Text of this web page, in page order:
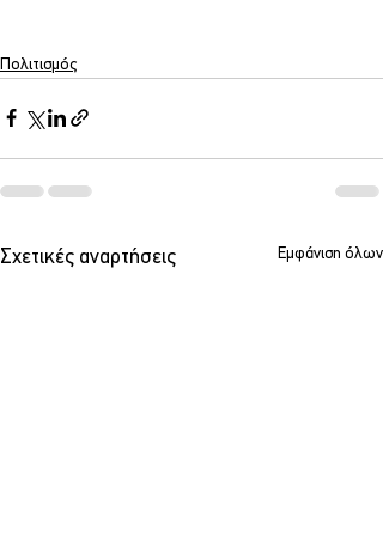
Πολιτισμός
Σχετικές αναρτήσεις Εμφάνιση όλων